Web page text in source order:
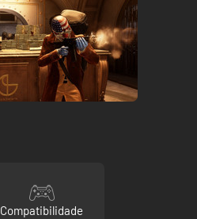
Compatibilidade